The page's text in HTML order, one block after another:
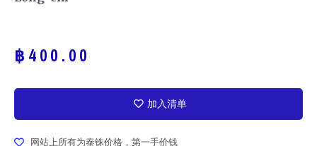
฿ 400.00
加入清单
网站上所有为泰铢价格，第一手价钱